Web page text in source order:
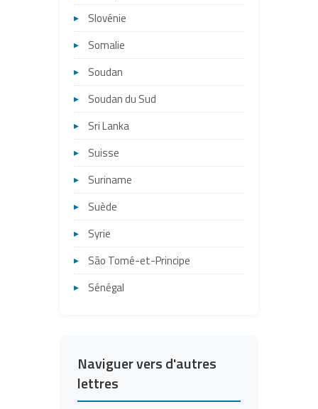
Slovénie
Somalie
Soudan
Soudan du Sud
Sri Lanka
Suisse
Suriname
Suède
Syrie
São Tomé-et-Principe
Sénégal
Naviguer vers d'autres
lettres